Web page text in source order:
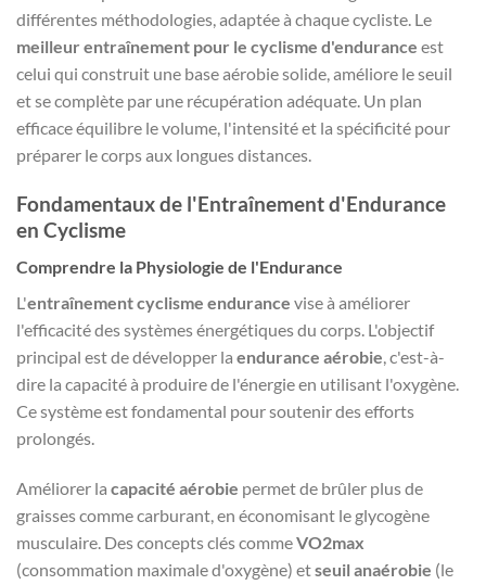
différentes méthodologies, adaptée à chaque cycliste. Le
meilleur entraînement pour le cyclisme d'endurance est
celui qui construit une base aérobie solide, améliore le seuil
et se complète par une récupération adéquate. Un plan
efficace équilibre le volume, l'intensité et la spécificité pour
préparer le corps aux longues distances.
Fondamentaux de l'Entraînement d'Endurance
en Cyclisme
Comprendre la Physiologie de l'Endurance
L'entraînement cyclisme endurance vise à améliorer
l'efficacité des systèmes énergétiques du corps. L'objectif
principal est de développer la endurance aérobie, c'est-à-
dire la capacité à produire de l'énergie en utilisant l'oxygène.
Ce système est fondamental pour soutenir des efforts
prolongés.
Améliorer la capacité aérobie permet de brûler plus de
graisses comme carburant, en économisant le glycogène
musculaire. Des concepts clés commeVO2max
(consommation maximale d'oxygène) etseuil anaérobie (le